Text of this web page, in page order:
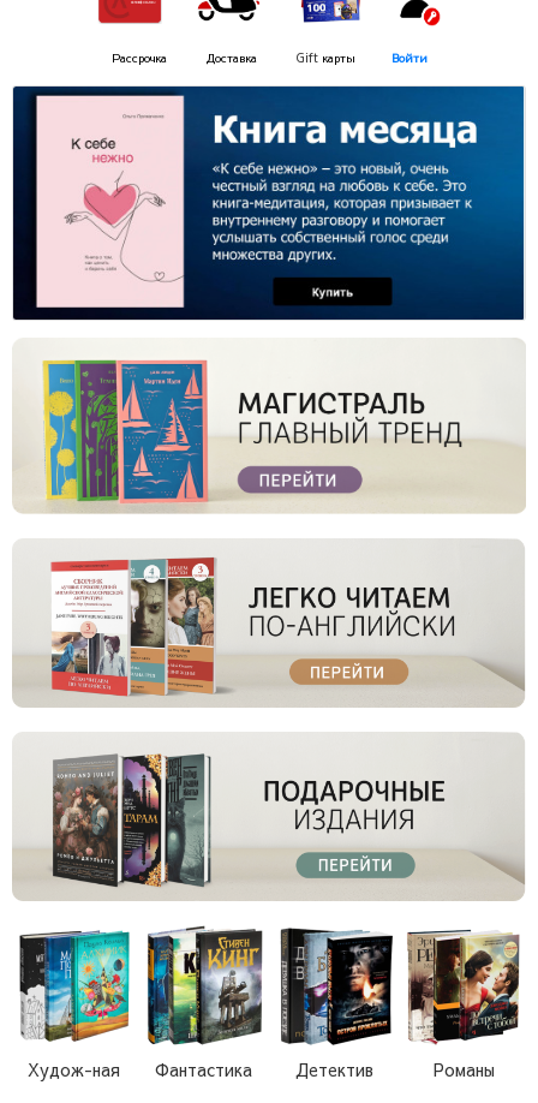
Рассрочка Доставка Giftкарты Войти
Худож-ная Фантастика Детектив Романы